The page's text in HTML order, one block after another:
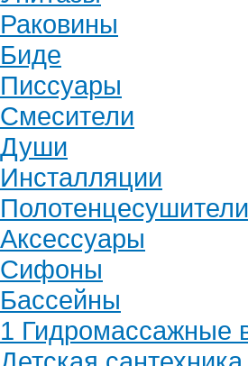
Раковины
Биде
Писсуары
Смесители
Души
Инсталляции
Полотенцесушители
Аксессуары
Сифоны
Бассейны
1 Гидромассажные